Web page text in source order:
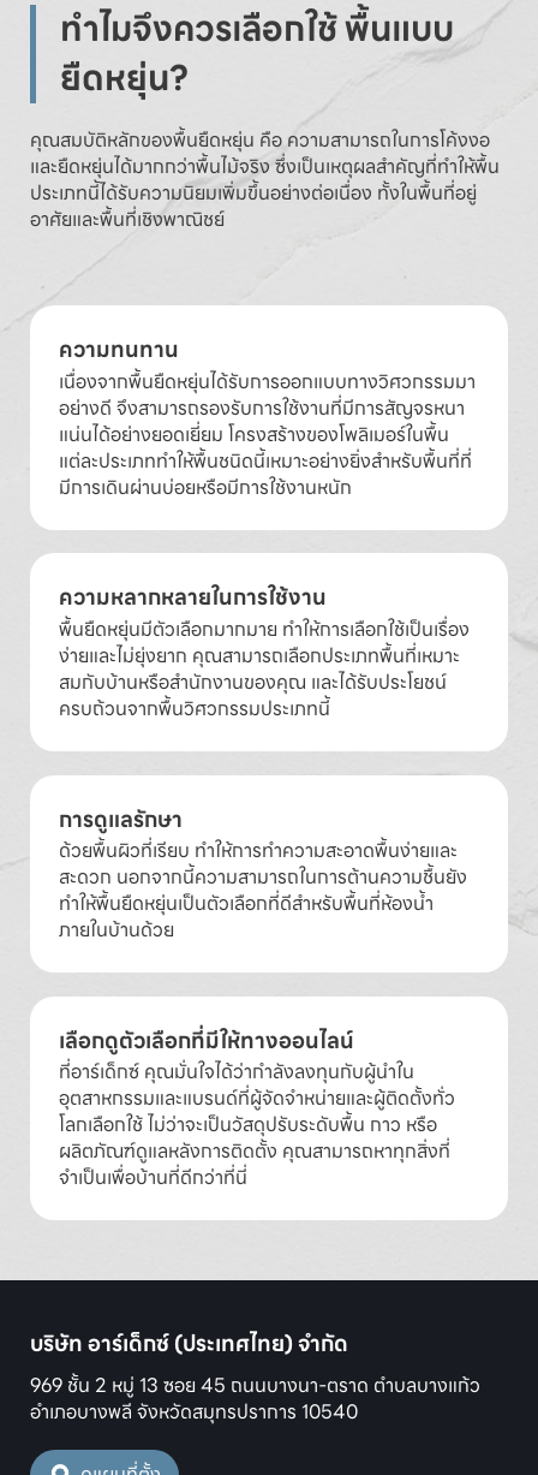
ทำไมจึงควรเลือกใช้ พื้นแบบ
ยืดหยุ่น?
คุณสมบัติหลักของพื้นยืดหยุ่น คือ ความสามารถในการโค้งงอ
และยืดหยุ่นได้มากกว่าพื้นไม้จริง ซึ่งเป็นเหตุผลสำคัญที่ทำให้พื้น
ประเภทนี้ได้รับความนิยมเพิ่มขึ้นอย่างต่อเนื่อง ทั้งในพื้นที่อยู่
อาศัยและพื้นที่เชิงพาณิชย์
ความทนทาน
เนื่องจากพื้นยืดหยุ่นได้รับการออกแบบทางวิศวกรรมมา
อย่างดี จึงสามารถรองรับการใช้งานที่มีการสัญจรหนา
แน่นได้อย่างยอดเยี่ยม โครงสร้างของโพลิเมอร์ในพื้น
แต่ละประเภททำให้พื้นชนิดนี้เหมาะอย่างยิ่งสำหรับพื้นที่ที่
มีการเดินผ่านบ่อยหรือมีการใช้งานหนัก
ความหลากหลายในการใช้งาน
พื้นยืดหยุ่นมีตัวเลือกมากมาย ทำให้การเลือกใช้เป็นเรื่อง
ง่ายและไม่ยุ่งยาก คุณสามารถเลือกประเภทพื้นที่เหมาะ
สมกับบ้านหรือสำนักงานของคุณ และได้รับประโยชน์
ครบถ้วนจากพื้นวิศวกรรมประเภทนี้
การดูแลรักษา
ด้วยพื้นผิวที่เรียบ ทำให้การทำความสะอาดพื้นง่ายและ
สะดวก นอกจากนี้ความสามารถในการต้านความชื้นยัง
ทำให้พื้นยืดหยุ่นเป็นตัวเลือกที่ดีสำหรับพื้นที่ห้องน้ำ
ภายในบ้านด้วย
เลือกดูตัวเลือกที่มีให้ทางออนไลน์
ที่อาร์เด็กซ์ คุณมั่นใจได้ว่ากำลังลงทุนกับผู้นำใน
อุตสาหกรรมและแบรนด์ที่ผู้จัดจำหน่ายและผู้ติดตั้งทั่ว
โลกเลือกใช้ ไม่ว่าจะเป็นวัสดุปรับระดับพื้น กาว หรือ
ผลิตภัณฑ์ดูแลหลังการติดตั้ง คุณสามารถหาทุกสิ่งที่
จำเป็นเพื่อบ้านที่ดีกว่าที่นี่
บริษัท อาร์เด็กซ์ (ประเทศไทย) จำกัด
969 ชั้น 2 หมู่ 13 ซอย 45 ถนนบางนา-ตราด ตำบลบางแก้ว
อำเภอบางพลี จังหวัดสมุทรปราการ 10540